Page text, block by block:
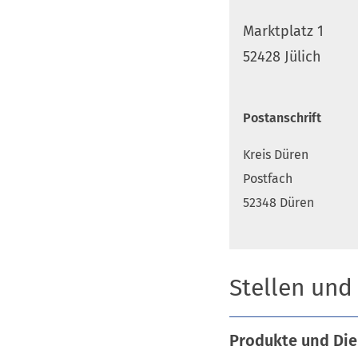
Marktplatz 1
52428 Jülich
Postanschrift
Kreis Düren
Postfach
52348 Düren
Stellen
Produkte und